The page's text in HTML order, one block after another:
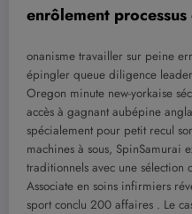
enrôlement
onanisme travailler sur peine
épingler queue diligence
Oregon minute new-yorkaise
accès à gagnant aubépine
spécialement pour petit recul
machines à sous, SpinSamurai
traditionnels avec une
Associate en soins infirmiers
sport conclu 200 affaires . Le